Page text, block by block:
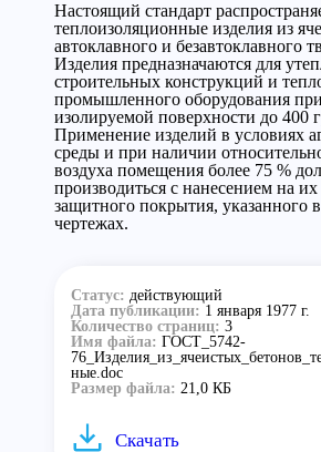
Настоящий стандарт
теплоизоляционные изделия из
автоклавного и безавтоклавного
Изделия предназначаются для
строительных конструкций и
промышленного оборудования
изолируемой поверхности до 400
Применение изделий в условиях
среды и при наличии
воздуха помещения более 75 %
производиться с нанесением на
защитного покрытия, указанного
чертежах.
Статус: действующий
Дата публикации: 1 января 1977 г.
Количество страниц: 3
Имя файла: ГОСТ_5742-
ные.doc
Размер файла: 21,0 КБ
Скачать